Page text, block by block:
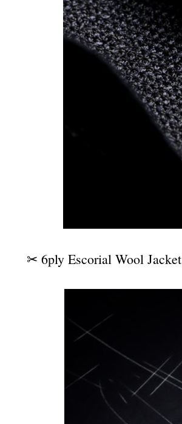
✂︎ 6ply Escorial Wool Jacket